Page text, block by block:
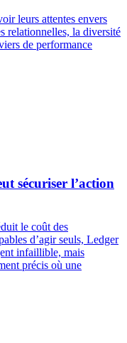
leurs attentes envers
relationnelles, la diversité
de performance
sécuriser l’action
le coût des
d’agir seuls, Ledger
infaillible, mais
précis où une